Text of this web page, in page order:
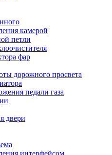
камерой
петли
фар
дорожного просвета
педали газа
двери
интерфейсом